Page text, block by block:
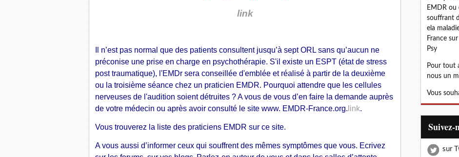
link
Il n’est pas normal que des patients consultent jusqu’à sept ORL sans qu’aucun ne
préconise une prise en charge en psychothérapie. S'il existe un ESPT (état de stress
post traumatique), l'EMDr sera conseillée d'emblée et réalisé à partir de la deuxième
ou la troisième séance chez un praticien EMDR. Pourquoi attendre que les cellules
nerveuses de l'audition soient détruites ? A vous de vous d’en faire la demande auprès
de votre médecin ou après avoir consulté le site www. EMDR-France.org. link.
Vous trouverez la liste des praticiens EMDR sur ce site.
A vous aussi d’informer ceux qui souffrent des mêmes symptômes que vous. Ecrivez
EMDR ou
souffrant
ela
France
Psy
Pour tout
nous un
Vous
sur